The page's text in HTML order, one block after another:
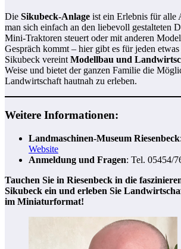
Die Sikubeck-Anlage ist ein Erlebnis für alle
man sich einfach an den liebevoll gestalteten
Mini-Traktoren steuert oder mit anderen
Gespräch kommt – hier gibt es für jeden
Sikubeck vereint Modellbau und
Weise und bietet der ganzen Familie die
Landwirtschaft hautnah zu erleben.
Weitere Informationen:
Landmaschinen-Museum Riesenbeck:
Website
Anmeldung und Fragen: Tel. 05454/
Tauchen Sie in Riesenbeck in die
Sikubeck ein und erleben Sie
im Miniaturformat!